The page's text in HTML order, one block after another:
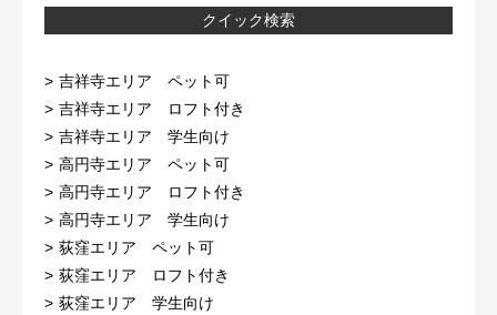
クイック検索
吉祥寺エリア ペット可
吉祥寺エリア ロフト付き
吉祥寺エリア 学生向け
高円寺エリア ペット可
高円寺エリア ロフト付き
高円寺エリア 学生向け
荻窪エリア ペット可
荻窪エリア ロフト付き
荻窪エリア 学生向け